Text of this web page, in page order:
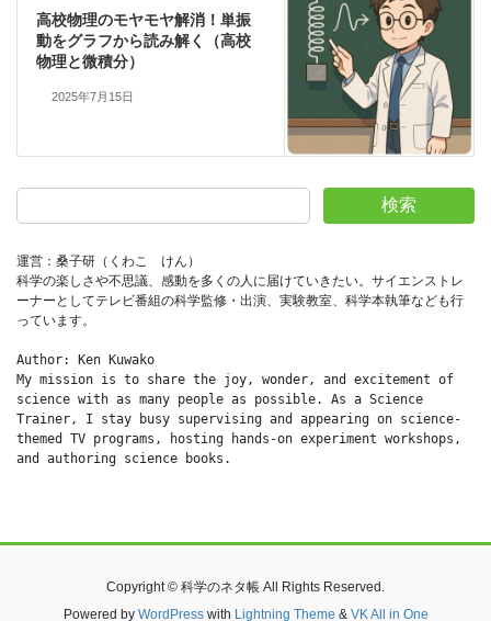
高校物理のモヤモヤ解消！単振
動をグラフから読み解く（高校
物理と微積分）
2025年7月15日
検索
運営：桑子研（くわこ　けん）
科学の楽しさや不思議、感動を多くの人に届けていきたい。サイエンストレ
ーナーとしてテレビ番組の科学監修・出演、実験教室、科学本執筆なども行
っています。
Author: Ken Kuwako
My mission is to share the joy, wonder, and excitement of
science with as many people as possible. As a Science
Trainer, I stay busy supervising and appearing on science-
themed TV programs, hosting hands-on experiment workshops,
and authoring science books.
Copyright © 科学のネタ帳 All Rights Reserved.
Powered by WordPresswith Lightning Theme & VK All in One